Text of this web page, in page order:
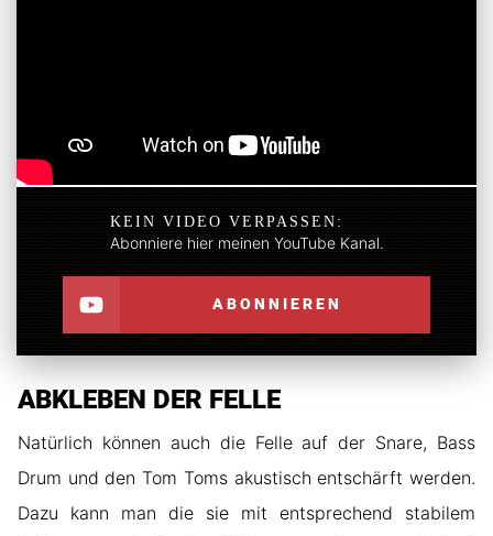
KEIN VIDEO VERPASSEN:
Abonniere hier meinen YouTube Kanal.
ABONNIEREN
ABKLEBEN DER FELLE
Natürlich können auch die Felle auf der Snare, Bass
Drum und den Tom Toms akustisch entschärft werden.
Dazu kann man die sie mit entsprechend stabilem